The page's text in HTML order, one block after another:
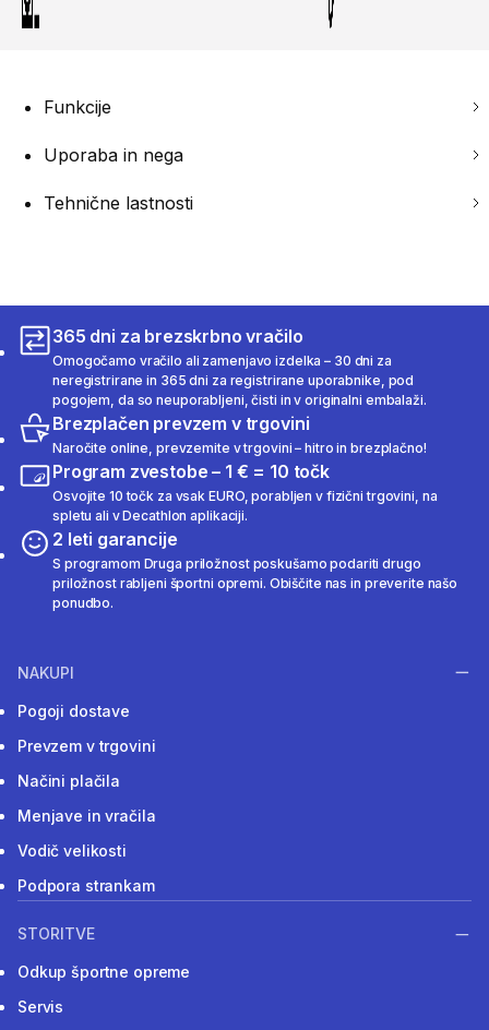
Funkcije
Uporaba in nega
Tehnične lastnosti
365 dni za brezskrbno vračilo
Omogočamo vračilo ali zamenjavo izdelka – 30 dni za
neregistrirane in 365 dni za registrirane uporabnike, pod
pogojem, da so neuporabljeni, čisti in v originalni embalaži.
Brezplačen prevzem v trgovini
Naročite online, prevzemite v trgovini – hitro in brezplačno!
Program zvestobe – 1 € = 10 točk
Osvojite 10 točk za vsak EURO, porabljen v fizični trgovini, na
spletu ali v Decathlon aplikaciji.
2 leti garancije
S programom Druga priložnost poskušamo podariti drugo
priložnost rabljeni športni opremi. Obiščite nas in preverite našo
ponudbo.
NAKUPI
Pogoji dostave
Prevzem v trgovini
Načini plačila
Menjave in vračila
Vodič velikosti
Podpora strankam
STORITVE
Odkup športne opreme
Servis